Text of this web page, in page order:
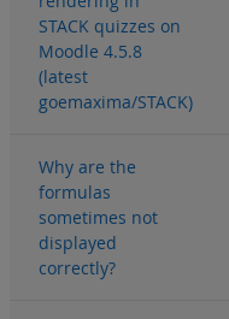
STACK quizzes on
Moodle 4.5.8
(latest
goemaxima/STACK)
Why are the
formulas
sometimes not
displayed
correctly?